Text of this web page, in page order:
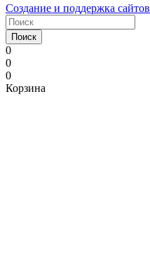
Создание и поддержка сайтов
Поиск
0
0
0
Корзина